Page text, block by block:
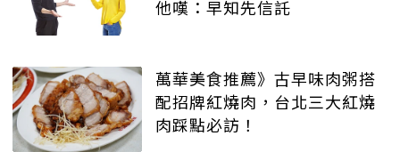
他嘆：早知先信託
萬華美食推薦》古早味肉粥搭
配招牌紅燒肉，台北三大紅燒
肉踩點必訪！